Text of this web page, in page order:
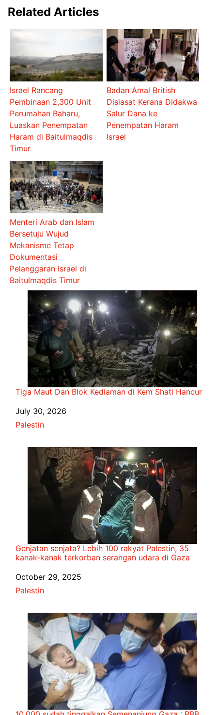
Related Articles
Israel Rancang
Pembinaan 2,300 Unit
Perumahan Baharu,
Luaskan Penempatan
Haram di Baitulmaqdis
Timur
Badan Amal British
Disiasat Kerana Didakwa
Salur Dana ke
Penempatan Haram
Israel
Menteri Arab dan Islam
Bersetuju Wujud
Mekanisme Tetap
Dokumentasi
Pelanggaran Israel di
Baitulmaqdis Timur
Tiga Maut Dan Blok Kediaman di Kem Shati Hancur
Date
July 30, 2026
In relation to
Palestin
Genjatan senjata? Lebih 100 rakyat Palestin, 35
kanak-kanak terkorban serangan udara di Gaza
Date
October 29, 2025
In relation to
Palestin